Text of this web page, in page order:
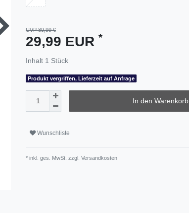
UVP 89,99 €
29,99 EUR *
Inhalt 1 Stück
Produkt vergriffen, Lieferzeit auf Anfrage
In den Warenkorb
Wunschliste
* inkl. ges. MwSt. zzgl. Versandkosten